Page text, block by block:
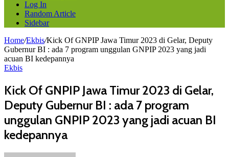
Log In
Random Article
Sidebar
Home/Ekbis/Kick Of GNPIP Jawa Timur 2023 di Gelar, Deputy
Gubernur BI : ada 7 program unggulan GNPIP 2023 yang jadi
acuan BI kedepannya
Ekbis
Kick Of GNPIP Jawa Timur 2023 di Gelar,
Deputy Gubernur BI : ada 7 program
unggulan GNPIP 2023 yang jadi acuan BI
kedepannya